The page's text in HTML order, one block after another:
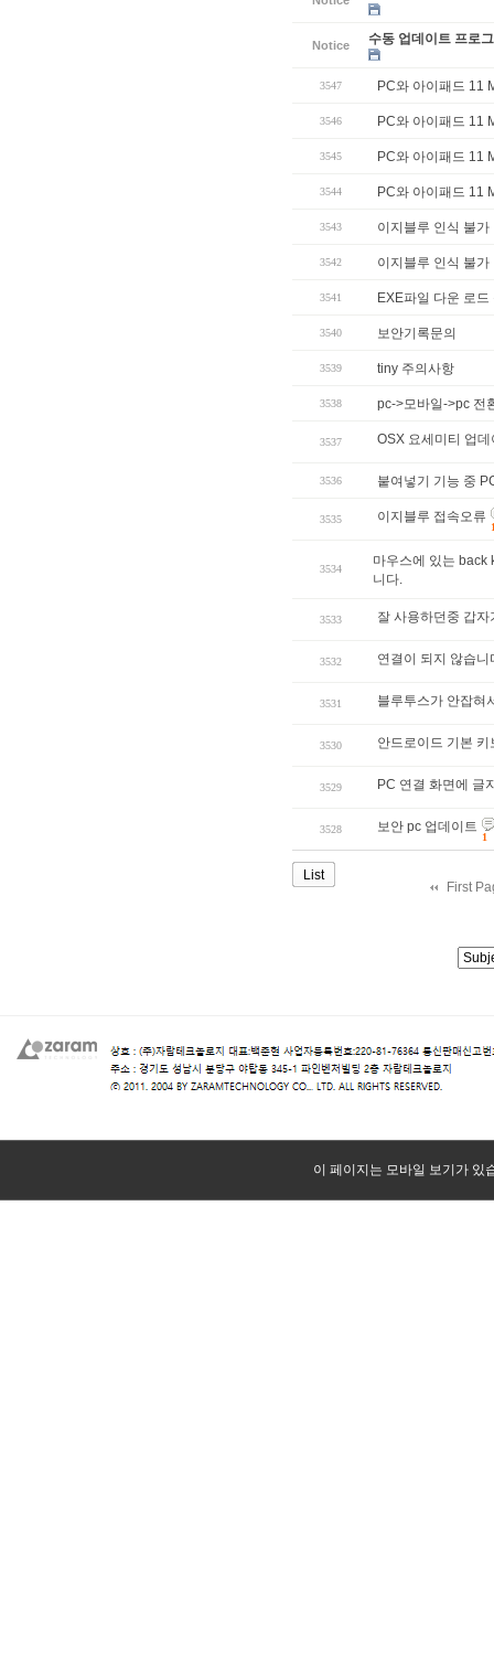
Notice 수동 업데이트 프로
3547 PC와 아이패드 11
3546 PC와 아이패드 11
3545 PC와 아이패드 11
3544 PC와 아이패드 11
3543 이지블루 인식 불가
3542 이지블루 인식 불가
3541 EXE파일 다운 로
3540 보안기록문의
3539 tiny 주의사항
3538 pc->모바일->pc 전
3537 OSX 요세미티 업
3536 붙여넣기 기능 중
3535 이지블루 접속오류
1
3534
마우스에 있는 back
니다.
3533 잘 사용하던중 갑자
3532 연결이 되지 않습니
3531 블루투스가 안잡혀
3530 안드로이드 기본
3529 PC 연결 화면에 글
3528 보안 pc 업데이트
1
List
First
이 페이지는 모바일 보기가 있